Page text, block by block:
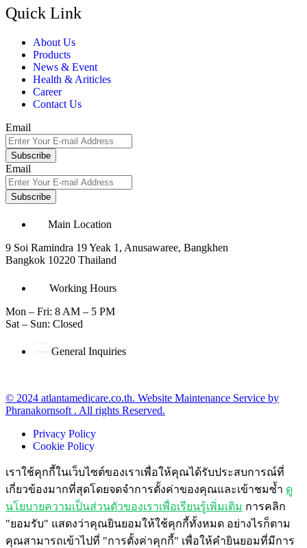
Quick Link
About Us
Products
News & Event
Health & Ariticles
Career
Contact Us
Email
Subscribe
Email
Subscribe
Main Location
9 Soi Ramindra 19 Yeak 1, Anusawaree, Bangkhen
Bangkok 10220 Thailand
Working Hours
Mon – Fri: 8 AM – 5 PM
Sat – Sun: Closed
General Inquiries
© 2024 atlantamedicare.co.th. Website Maintenance Service by
Phranakornsoft . All rights Reserved.
Privacy Policy
Cookie Policy
เราใช้คุกกี้ในเว็บไซต์ของเราเพื่อให้คุณได้รับประสบการณ์ที่
เกี่ยวข้องมากที่สุดโดยจดจำการตั้งค่าของคุณและเข้าชมซ้ำ ดู
นโยบายความเป็นส่วนตัวของเราเพื่อเรียนรู้เพิ่มเติม การคลิก
"ยอมรับ" แสดงว่าคุณยินยอมให้ใช้คุกกี้ทั้งหมด อย่างไรก็ตาม
คุณสามารถเข้าไปที่ "การตั้งค่าคุกกี้" เพื่อให้คำยินยอมที่มีการ